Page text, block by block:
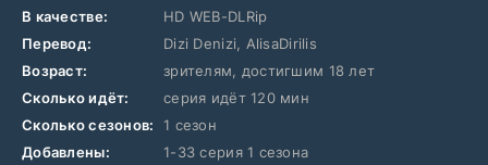
В качестве:
HD WEB-DLRip
Перевод:
Dizi Denizi, AlisaDirilis
Возраст:
зрителям, достигшим 18 лет
Сколько идёт:
серия идёт 120 мин
Сколько сезонов:
1 сезон
Добавлены:
1-33 серия 1 сезона